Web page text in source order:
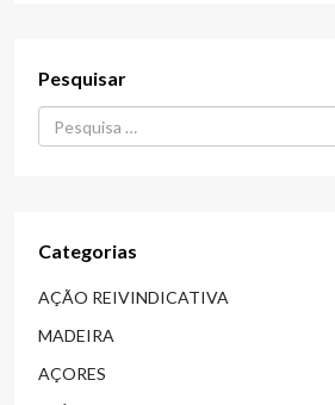
Pesquisar
Procurar...
Categorias
AÇÃO REIVINDICATIVA
MADEIRA
AÇORES